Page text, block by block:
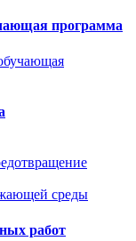
программа
среды
работ